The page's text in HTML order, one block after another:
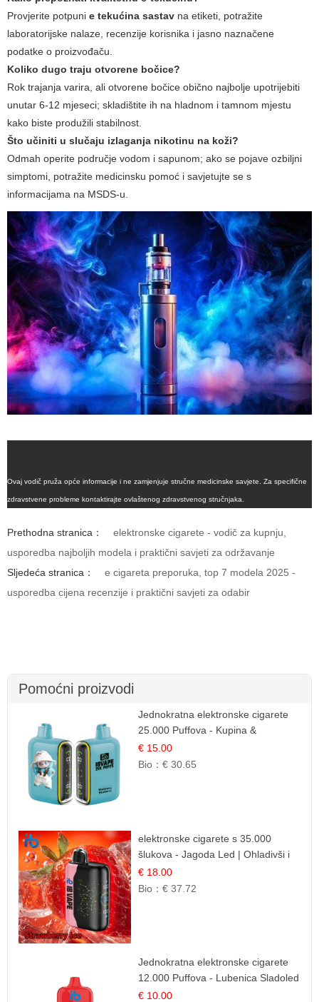
Provjerite potpuni e tekućina sastav​ na etiketi, potražite
laboratorijske nalaze, recenzije korisnika i jasno naznačene
podatke o proizvođaču.
Koliko dugo traju otvorene bočice?
Rok trajanja varira, ali otvorene bočice obično najbolje upotrijebiti
unutar 6-12 mjeseci; skladištite ih na hladnom i tamnom mjestu
kako biste produžili stabilnost.
Što učiniti u slučaju izlaganja nikotinu na koži?
Odmah operite područje vodom i sapunom; ako se pojave ozbiljni
simptomi, potražite medicinsku pomoć i savjetujte se s
informacijama na MSDS-u.
Ovaj vodič pruža opće informacije i ne zamjenjuje stručne medicinske savjete. Za specifične
zdravstvene probleme kontaktirajte ovlaštenog zdravstvenog stručnjaka.
Prethodna stranica：
elektronske cigarete - vodič za kupnju,
usporedba najboljih modela i praktični savjeti za održavanje
Sljedeća stranica：
e cigareta preporuka, top 7 modela 2025 -
usporedba cijena recenzije i praktični savjeti za odabir
Pomoćni proizvodi
Jednokratna elektronske cigarete
25.000 Puffova - Kupina &
Borovnica | Šumska Voćna
Mješavina
€ 15.00
Bio：€ 30.65
elektronske cigarete s 35.000
šlukova - Jagoda Led | Ohladivši i
Osježavajući Okus
€ 18.00
Bio：€ 37.72
Jednokratna elektronske cigarete
12.000 Puffova - Lubenica Sladoled
| Ljetna Desertna Aroma
€ 10.00